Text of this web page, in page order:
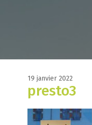
19 janvier 2022
presto3